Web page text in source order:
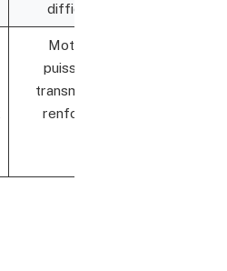
difficiles
Moteurs
puissants,
transmission
renforcée